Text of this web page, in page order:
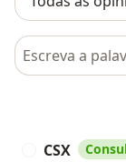
Pesquisar em
CSX